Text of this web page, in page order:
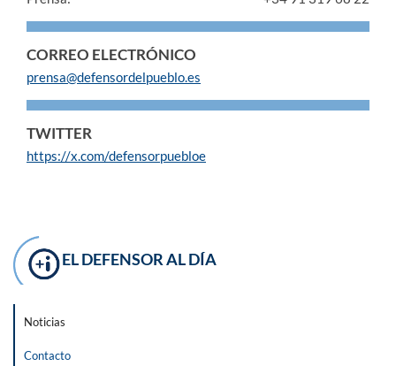
CORREO ELECTRÓNICO
prensa@defensordelpueblo.es
TWITTER
https://x.com/defensorpuebloe
EL DEFENSOR AL DÍA
Noticias
Contacto